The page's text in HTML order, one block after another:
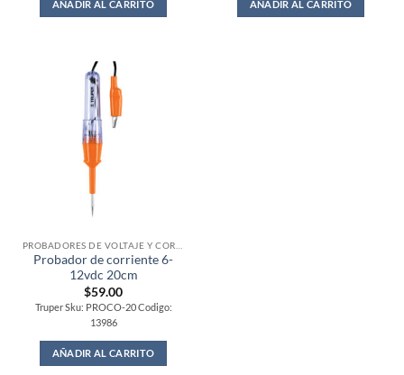
AÑADIR AL CARRITO AÑADIR AL CARRITO
Probador de corriente 6-
12vdc 20cm
$59.00
Truper Sku: PROCO-20 Codigo:
13986
AÑADIR AL CARRITO